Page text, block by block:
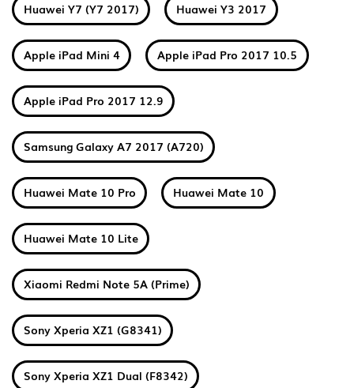
Huawei Y7 (Y7 2017) Huawei Y3 2017
Apple iPad Mini 4 Apple iPad Pro 2017 10.5
Apple iPad Pro 2017 12.9
Samsung Galaxy A7 2017 (A720)
Huawei Mate 10 Pro Huawei Mate 10
Huawei Mate 10 Lite
Xiaomi Redmi Note 5A (Prime)
Sony Xperia XZ1 (G8341)
Sony Xperia XZ1 Dual (F8342)